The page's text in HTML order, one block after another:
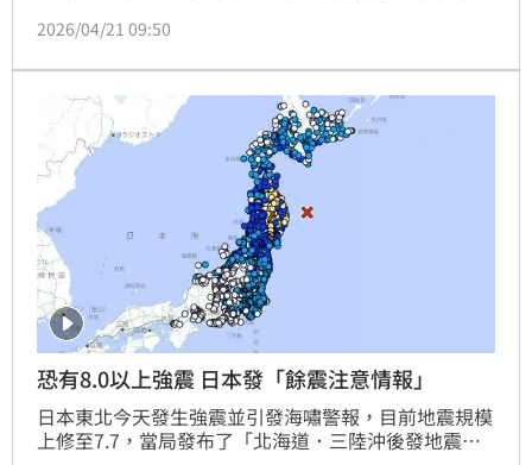
10倍，因此要多加小心。
2026/04/21 09:50
恐有8.0以上強震 日本發「餘震注意情報」
日本東北今天發生強震並引發海嘯警報，目前地震規模
上修至7.7，當局發布了「北海道．三陸沖後發地震